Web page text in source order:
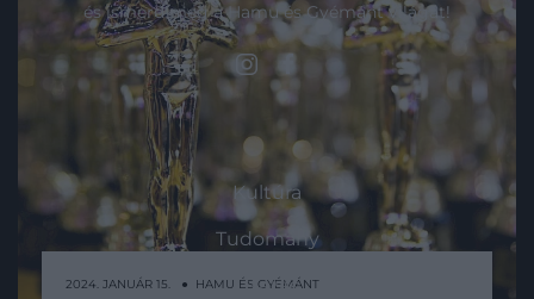
2024. JANUÁR 15. ● HAMU ÉS GYÉMÁNT
és ismerd meg a Hamu és Gyémánt világát!
ROVATOK
Kultúra
Tudomány
Utazás